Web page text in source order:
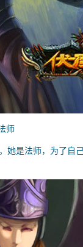
师
是法师，为了自